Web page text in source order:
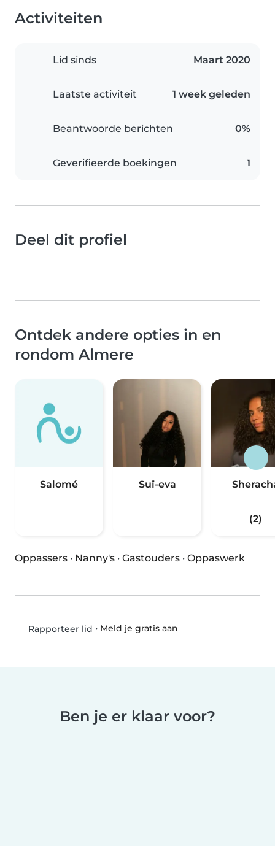
Activiteiten
Lid sinds Maart 2020
Laatste activiteit 1 week geleden
Beantwoorde berichten 0%
Geverifieerde boekingen 1
Deel dit profiel
Ontdek andere opties in en
rondom Almere
Salomé Suï-eva
(2)
Oppassers · Nanny's · Gastouders · Oppaswerk
Rapporteer lid • Meld je gratis aan
Ben je er klaar voor?